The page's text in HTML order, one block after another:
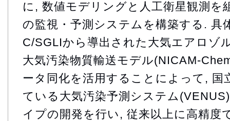
に, 数値モデリングと人工衛星観測を
の監視・予測システムを構築する. 具
C/SGLIから導出された大気エアロゾ
大気汚染物質輸送モデル(NICAM-
ータ同化を活用することによって, 国
ている大気汚染予測システム
イプの開発を行い, 従来以上に高精度